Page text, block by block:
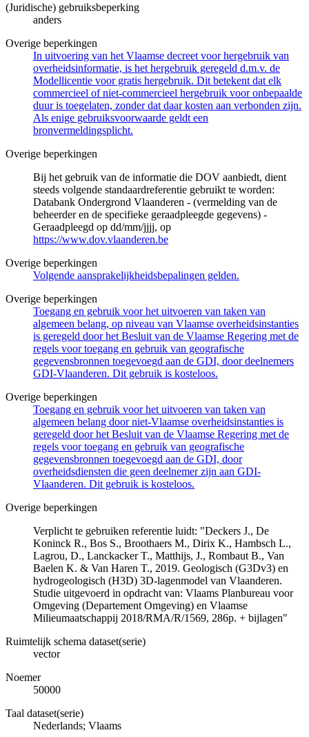
(Juridische) gebruiksbeperking
anders
Overige beperkingen
In uitvoering van het Vlaamse decreet voor hergebruik van
overheidsinformatie, is het hergebruik geregeld d.m.v. de
Modellicentie voor gratis hergebruik. Dit betekent dat elk
commercieel of niet-commercieel hergebruik voor onbepaalde
duur is toegelaten, zonder dat daar kosten aan verbonden zijn.
Als enige gebruiksvoorwaarde geldt een
bronvermeldingsplicht.
Overige beperkingen
Bij het gebruik van de informatie die DOV aanbiedt, dient
steeds volgende standaardreferentie gebruikt te worden:
Databank Ondergrond Vlaanderen - (vermelding van de
beheerder en de specifieke geraadpleegde gegevens) -
Geraadpleegd op dd/mm/jjjj, op
https://www.dov.vlaanderen.be
Overige beperkingen
Volgende aansprakelijkheidsbepalingen gelden.
Overige beperkingen
Toegang en gebruik voor het uitvoeren van taken van
algemeen belang, op niveau van Vlaamse overheidsinstanties
is geregeld door het Besluit van de Vlaamse Regering met de
regels voor toegang en gebruik van geografische
gegevensbronnen toegevoegd aan de GDI, door deelnemers
GDI-Vlaanderen. Dit gebruik is kosteloos.
Overige beperkingen
Toegang en gebruik voor het uitvoeren van taken van
algemeen belang door niet-Vlaamse overheidsinstanties is
geregeld door het Besluit van de Vlaamse Regering met de
regels voor toegang en gebruik van geografische
gegevensbronnen toegevoegd aan de GDI, door
overheidsdiensten die geen deelnemer zijn aan GDI-
Vlaanderen. Dit gebruik is kosteloos.
Overige beperkingen
Verplicht te gebruiken referentie luidt: "Deckers J., De
Koninck R., Bos S., Broothaers M., Dirix K., Hambsch L.,
Lagrou, D., Lanckacker T., Matthijs, J., Rombaut B., Van
Baelen K. & Van Haren T., 2019. Geologisch (G3Dv3) en
hydrogeologisch (H3D) 3D-lagenmodel van Vlaanderen.
Studie uitgevoerd in opdracht van: Vlaams Planbureau voor
Omgeving (Departement Omgeving) en Vlaamse
Milieumaatschappij 2018/RMA/R/1569, 286p. + bijlagen"
Ruimtelijk schema dataset(serie)
vector
Noemer
50000
Taal dataset(serie)
Nederlands; Vlaams